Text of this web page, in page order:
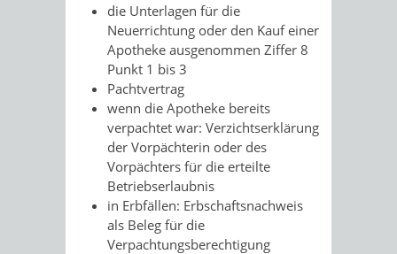
die Unterlagen für die
Neuerrichtung oder den Kauf einer
Apotheke ausgenommen Ziffer 8
Punkt 1 bis 3
Pachtvertrag
wenn die Apotheke bereits
verpachtet war: Verzichtserklärung
der Vorpächterin oder des
Vorpächters für die erteilte
Betriebserlaubnis
in Erbfällen: Erbschaftsnachweis
als Beleg für die
Verpachtungsberechtigung